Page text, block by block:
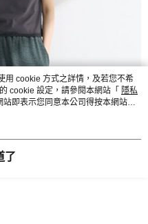
用 cookie 方式之詳情，及若您不希
cookie 設定，請參閱本網站「 隱私
即表示您同意本公司得按本網站使
了